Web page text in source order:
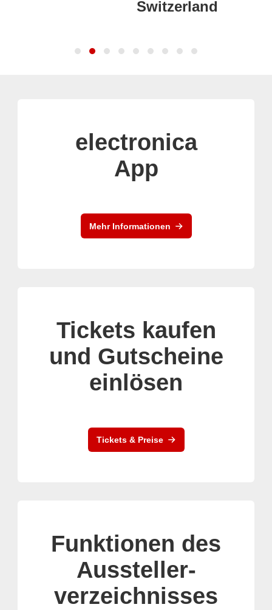
electronica
App
Mehr Informationen
Tickets kaufen
und Gutscheine
einlösen
Tickets & Preise
Funktionen des
Aussteller-
verzeichnisses